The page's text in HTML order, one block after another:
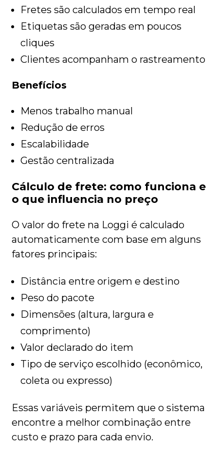
Fretes são calculados em tempo real
Etiquetas são geradas em poucos
cliques
Clientes acompanham o rastreamento
Benefícios
Menos trabalho manual
Redução de erros
Escalabilidade
Gestão centralizada
Cálculo de frete: como funciona e
o que influencia no preço
O valor do frete na Loggi é calculado
automaticamente com base em alguns
fatores principais:
Distância entre origem e destino
Peso do pacote
Dimensões (altura, largura e
comprimento)
Valor declarado do item
Tipo de serviço escolhido (econômico,
coleta ou expresso)
Essas variáveis permitem que o sistema
encontre a melhor combinação entre
custo e prazo para cada envio.